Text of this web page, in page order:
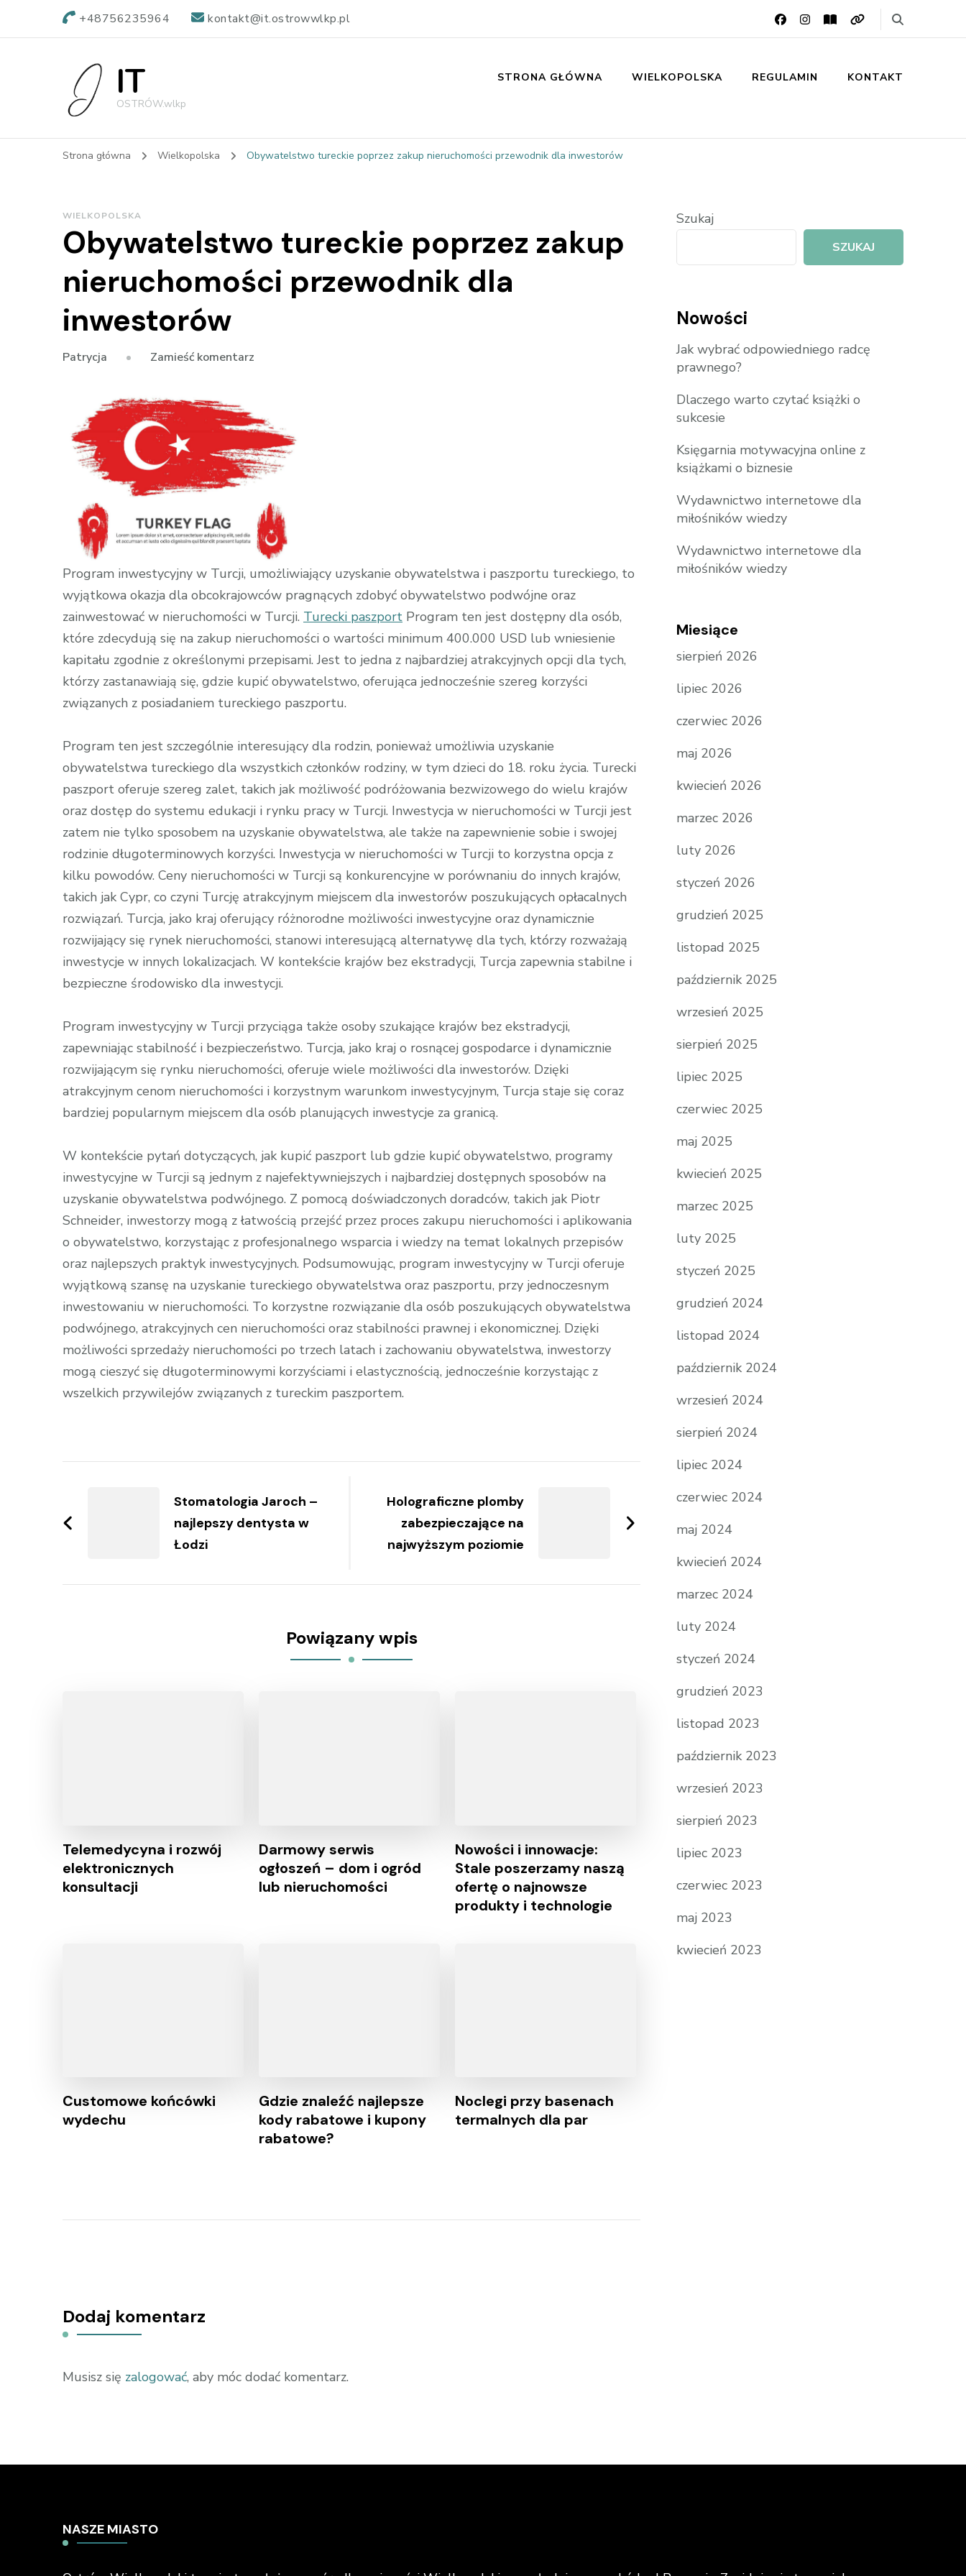
+48756235964 kontakt@it.ostrowwlkp.pl
IT
OSTRÓW.wlkp
STRONA GŁÓWNA WIELKOPOLSKA REGULAMIN KONTAKT
Strona główna Wielkopolska Obywatelstwo tureckie poprzez zakup nieruchomości przewodnik dla inwestorów
WIELKOPOLSKA
Obywatelstwo tureckie poprzez zakup
nieruchomości przewodnik dla
inwestorów
Patrycja Zamieść komentarz
tureckie
poprzez
zakup
nieruchomości
dla
inwestorów
Program inwestycyjny w Turcji, umożliwiający uzyskanie obywatelstwa i paszportu tureckiego, to
wyjątkowa okazja dla obcokrajowców pragnących zdobyć obywatelstwo podwójne oraz
zainwestować w nieruchomości w Turcji. Turecki paszport Program ten jest dostępny dla osób,
które zdecydują się na zakup nieruchomości o wartości minimum 400.000 USD lub wniesienie
kapitału zgodnie z określonymi przepisami. Jest to jedna z najbardziej atrakcyjnych opcji dla tych,
którzy zastanawiają się, gdzie kupić obywatelstwo, oferująca jednocześnie szereg korzyści
związanych z posiadaniem tureckiego paszportu.
Program ten jest szczególnie interesujący dla rodzin, ponieważ umożliwia uzyskanie
obywatelstwa tureckiego dla wszystkich członków rodziny, w tym dzieci do 18. roku życia. Turecki
paszport oferuje szereg zalet, takich jak możliwość podróżowania bezwizowego do wielu krajów
oraz dostęp do systemu edukacji i rynku pracy w Turcji. Inwestycja w nieruchomości w Turcji jest
zatem nie tylko sposobem na uzyskanie obywatelstwa, ale także na zapewnienie sobie i swojej
rodzinie długoterminowych korzyści. Inwestycja w nieruchomości w Turcji to korzystna opcja z
kilku powodów. Ceny nieruchomości w Turcji są konkurencyjne w porównaniu do innych krajów,
takich jak Cypr, co czyni Turcję atrakcyjnym miejscem dla inwestorów poszukujących opłacalnych
rozwiązań. Turcja, jako kraj oferujący różnorodne możliwości inwestycyjne oraz dynamicznie
rozwijający się rynek nieruchomości, stanowi interesującą alternatywę dla tych, którzy rozważają
inwestycje w innych lokalizacjach. W kontekście krajów bez ekstradycji, Turcja zapewnia stabilne i
bezpieczne środowisko dla inwestycji.
Program inwestycyjny w Turcji przyciąga także osoby szukające krajów bez ekstradycji,
zapewniając stabilność i bezpieczeństwo. Turcja, jako kraj o rosnącej gospodarce i dynamicznie
rozwijającym się rynku nieruchomości, oferuje wiele możliwości dla inwestorów. Dzięki
atrakcyjnym cenom nieruchomości i korzystnym warunkom inwestycyjnym, Turcja staje się coraz
bardziej popularnym miejscem dla osób planujących inwestycje za granicą.
W kontekście pytań dotyczących, jak kupić paszport lub gdzie kupić obywatelstwo, programy
inwestycyjne w Turcji są jednym z najefektywniejszych i najbardziej dostępnych sposobów na
uzyskanie obywatelstwa podwójnego. Z pomocą doświadczonych doradców, takich jak Piotr
Schneider, inwestorzy mogą z łatwością przejść przez proces zakupu nieruchomości i aplikowania
o obywatelstwo, korzystając z profesjonalnego wsparcia i wiedzy na temat lokalnych przepisów
oraz najlepszych praktyk inwestycyjnych. Podsumowując, program inwestycyjny w Turcji oferuje
wyjątkową szansę na uzyskanie tureckiego obywatelstwa oraz paszportu, przy jednoczesnym
inwestowaniu w nieruchomości. To korzystne rozwiązanie dla osób poszukujących obywatelstwa
podwójnego, atrakcyjnych cen nieruchomości oraz stabilności prawnej i ekonomicznej. Dzięki
możliwości sprzedaży nieruchomości po trzech latach i zachowaniu obywatelstwa, inwestorzy
mogą cieszyć się długoterminowymi korzyściami i elastycznością, jednocześnie korzystając z
wszelkich przywilejów związanych z tureckim paszportem.
wpisy
Stomatologia Jaroch –
najlepszy dentysta w
Łodzi
Holograficzne plomby
zabezpieczające na
najwyższym poziomie
Powiązany wpis
Telemedycyna i rozwój
elektronicznych
konsultacji
Darmowy serwis
ogłoszeń – dom i ogród
lub nieruchomości
Nowości i innowacje:
Stale poszerzamy naszą
ofertę o najnowsze
produkty i technologie
Customowe końcówki
wydechu
Gdzie znaleźć najlepsze
kody rabatowe i kupony
rabatowe?
Noclegi przy basenach
termalnych dla par
Dodaj komentarz
Musisz się zalogować, aby móc dodać komentarz.
Szukaj
SZUKAJ
Nowości
Jak wybrać odpowiedniego radcę
prawnego?
Dlaczego warto czytać książki o
sukcesie
Księgarnia motywacyjna online z
książkami o biznesie
Wydawnictwo internetowe dla
miłośników wiedzy
Wydawnictwo internetowe dla
miłośników wiedzy
Miesiące
sierpień 2026
lipiec 2026
czerwiec 2026
maj 2026
kwiecień 2026
marzec 2026
luty 2026
styczeń 2026
grudzień 2025
listopad 2025
październik 2025
wrzesień 2025
sierpień 2025
lipiec 2025
czerwiec 2025
maj 2025
kwiecień 2025
marzec 2025
luty 2025
styczeń 2025
grudzień 2024
listopad 2024
październik 2024
wrzesień 2024
sierpień 2024
lipiec 2024
czerwiec 2024
maj 2024
kwiecień 2024
marzec 2024
luty 2024
styczeń 2024
grudzień 2023
listopad 2023
październik 2023
wrzesień 2023
sierpień 2023
lipiec 2023
czerwiec 2023
maj 2023
kwiecień 2023
NASZE MIASTO